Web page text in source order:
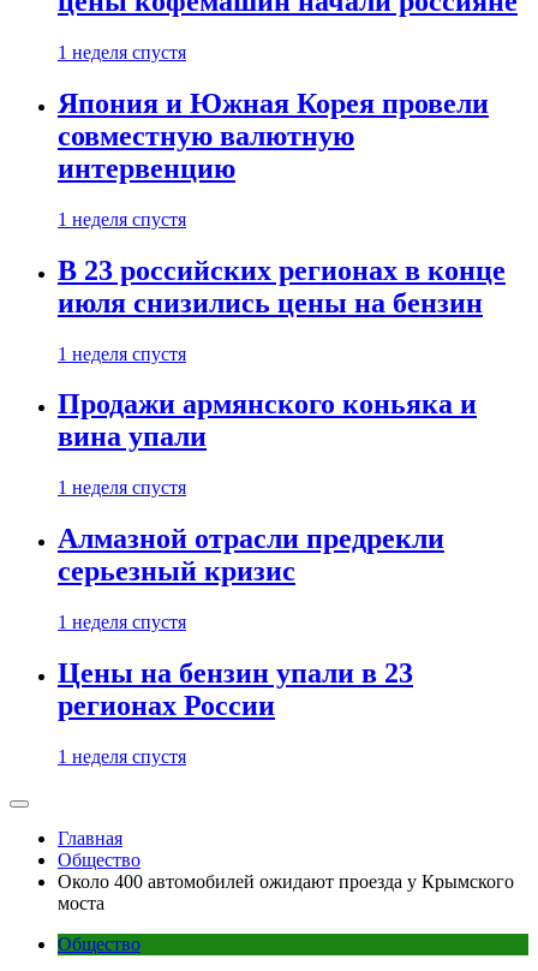
1 неделя спустя
Япония и Южная Корея провели
совместную валютную
интервенцию
1 неделя спустя
В 23 российских регионах в конце
июля снизились цены на бензин
1 неделя спустя
Продажи армянского коньяка и
вина упали
1 неделя спустя
Алмазной отрасли предрекли
серьезный кризис
1 неделя спустя
Цены на бензин упали в 23
регионах России
1 неделя спустя
Главная
Общество
Около 400 автомобилей ожидают проезда у Крымского
моста
Общество